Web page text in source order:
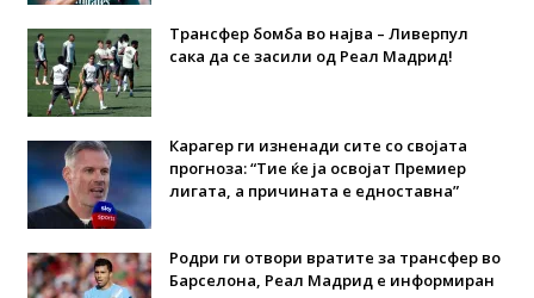
Трансфер бомба во најва – Ливерпул
сака да се засили од Реал Мадрид!
Карагер ги изненади сите со својата
прогноза: “Тие ќе ја освојат Премиер
лигата, а причината е едноставна”
Родри ги отвори вратите за трансфер во
Барселона, Реал Мадрид е информиран